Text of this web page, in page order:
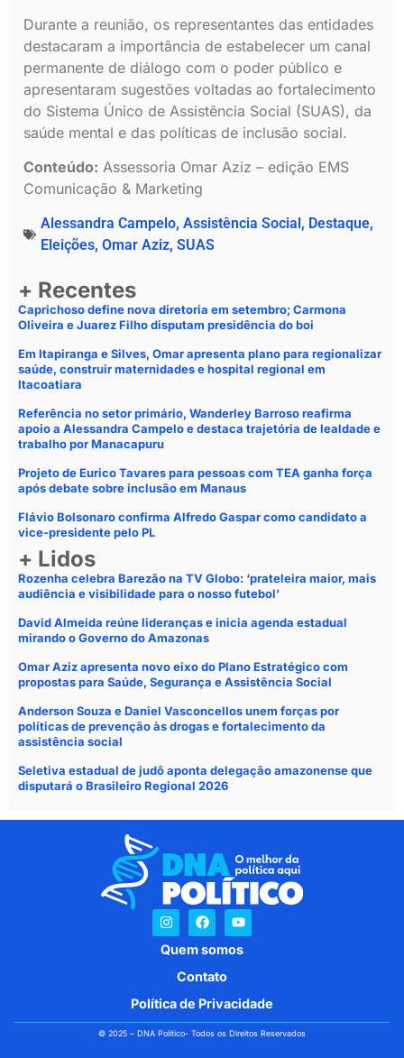
Durante a reunião, os representantes das entidades
destacaram a importância de estabelecer um canal
permanente de diálogo com o poder público e
apresentaram sugestões voltadas ao fortalecimento
do Sistema Único de Assistência Social (SUAS), da
saúde mental e das políticas de inclusão social.
Conteúdo: Assessoria Omar Aziz – edição EMS
Comunicação & Marketing
Alessandra Campelo, Assistência Social, Destaque,
Eleições, Omar Aziz, SUAS
+ Recentes
Caprichoso define nova diretoria em setembro; Carmona
Oliveira e Juarez Filho disputam presidência do boi
Em Itapiranga e Silves, Omar apresenta plano para regionalizar
saúde, construir maternidades e hospital regional em
Itacoatiara
Referência no setor primário, Wanderley Barroso reafirma
apoio a Alessandra Campelo e destaca trajetória de lealdade e
trabalho por Manacapuru
Projeto de Eurico Tavares para pessoas com TEA ganha força
após debate sobre inclusão em Manaus
Flávio Bolsonaro confirma Alfredo Gaspar como candidato a
vice-presidente pelo PL
+ Lidos
Rozenha celebra Barezão na TV Globo: ‘prateleira maior, mais
audiência e visibilidade para o nosso futebol’
David Almeida reúne lideranças e inicia agenda estadual
mirando o Governo do Amazonas
Omar Aziz apresenta novo eixo do Plano Estratégico com
propostas para Saúde, Segurança e Assistência Social
Anderson Souza e Daniel Vasconcellos unem forças por
políticas de prevenção às drogas e fortalecimento da
assistência social
Seletiva estadual de judô aponta delegação amazonense que
disputará o Brasileiro Regional 2026
Quem somos
Contato
Política de Privacidade
© 2025 – DNA Político- Todos os Direitos Reservados